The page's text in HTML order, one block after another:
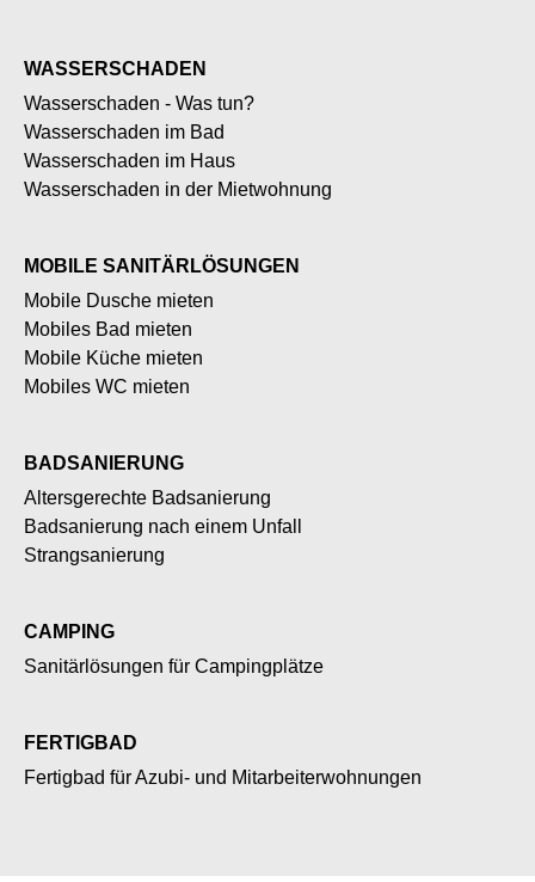
WASSERSCHADEN
Wasserschaden - Was tun?
Wasserschaden im Bad
Wasserschaden im Haus
Wasserschaden in der Mietwohnung
MOBILE SANITÄRLÖSUNGEN
Mobile Dusche mieten
Mobiles Bad mieten
Mobile Küche mieten
Mobiles WC mieten
BADSANIERUNG
Altersgerechte Badsanierung
Badsanierung nach einem Unfall
Strangsanierung
CAMPING
Sanitärlösungen für Campingplätze
FERTIGBAD
Fertigbad für Azubi- und Mitarbeiterwohnungen